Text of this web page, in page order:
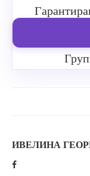
ИВЕЛИНА